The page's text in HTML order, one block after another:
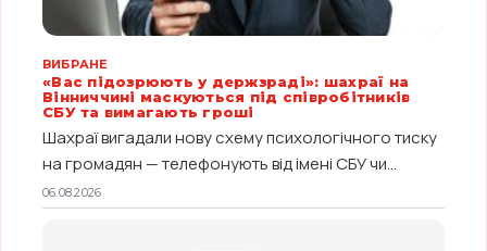
ВИБРАНЕ
«Вас підозрюють у держзраді»: шахраї на
Вінниччині маскуються під співробітників
СБУ та вимагають гроші
Шахраї вигадали нову схему психологічного тиску
на громадян — телефонують від імені СБУ чи...
06.08.2026